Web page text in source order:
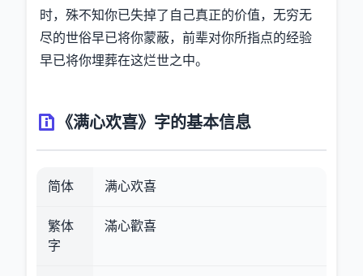
时，殊不知你已失掉了自己真正的价值，无穷无
尽的世俗早已将你蒙蔽，前辈对你所指点的经验
早已将你埋葬在这烂世之中。
《满心欢喜》字的基本信息
简体 满心欢喜
繁体
字
滿心歡喜